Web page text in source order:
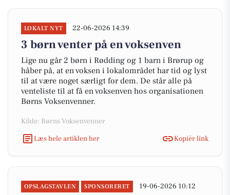
LOKALT NYT 22-06-2026 14:39
3 børn venter på en voksenven
Lige nu går 2 børn i Rødding og 1 barn i Brørup og
håber på, at en voksen i lokalområdet har tid og lyst
til at være noget særligt for dem. De står alle på
venteliste til at få en voksenven hos organisationen
Børns Voksenvenner.
Kilde: Børns Voksenvenner
Læs hele artiklen her
Kopiér link
OPSLAGSTAVLEN SPONSORERET 19-06-2026 10:12